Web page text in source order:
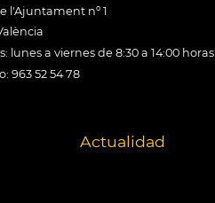
l'Ajuntament nº 1
lunes a viernes de 8:30 a 14:00 horas
963 52 54 78
Actualidad